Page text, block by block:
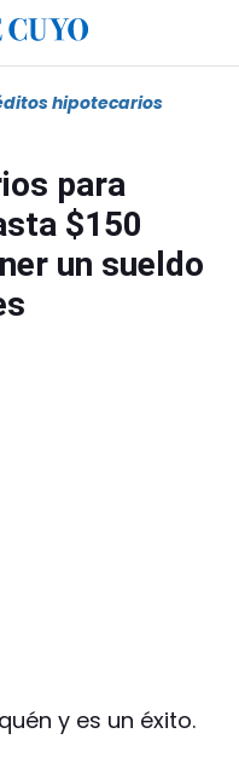
hipotecarios
para
$150
un sueldo
y es un éxito.